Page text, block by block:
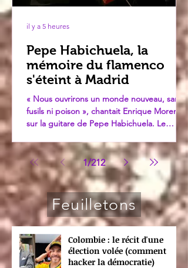
Pepe Habichuela, la
mémoire du flamenco
s'éteint à Madrid
« Nous ouvrirons un monde nouveau, sans
fusils ni poison », chantait Enrique Morente
sur la guitare de Pepe Habichuela. Le
ans, l'un de ses derniers passeurs entre
tradition gitane et modernité — un artiste
qui n'a jamais cessé, jusqu'à son dernier
souffle, de faire dialoguer les frontières.
il y a 5 heures
1/212
Feuilletons
Colombie : le récit d'une
élection volée (comment
hacker la démocratie)